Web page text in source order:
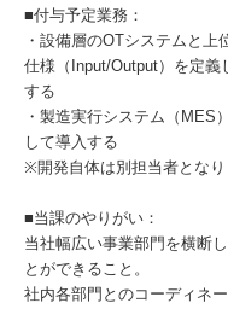
■付与予定業務：
・設備層のOTシステムと
仕様（Input/Output）を定義
する
・製造実行システム（MES
して導入する
※開発自体は別担当者となり
■当課のやりがい：
当社幅広い事業部門を横断
とができること。
社内各部門とのコーディネ